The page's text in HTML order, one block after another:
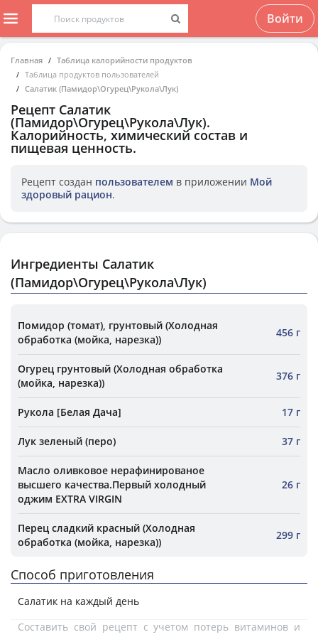
Войти
Главная
Таблица калорийности продуктов
Таблица продуктов пользователей
Салатик (Памидор\Огурец\Рукола\Лук)
Рецепт Салатик
(Памидор\Огурец\Рукола\Лук).
Калорийность, химический состав и
пищевая ценность.
Рецепт создан пользователем в приложении Мой
здоровый рацион.
Ингредиенты Салатик
(Памидор\Огурец\Рукола\Лук)
Помидор (томат), грунтовый (Холодная
обработка (мойка, нарезка))
456 г
Огурец грунтовый (Холодная обработка
(мойка, нарезка))
376 г
Рукола [Белая Дача] 17 г
Лук зеленый (перо) 37 г
Масло оливковое нерафинированое
высшего качества.Первый холодный
оджим EXTRA VIRGIN
26 г
Перец сладкий красный (Холодная
обработка (мойка, нарезка))
299 г
Способ приготовления
Салатик на каждый день
Составить свой рецепт с учетом потерь витаминов и